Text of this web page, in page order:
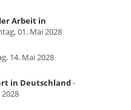
Arbeit in
01. Mai 2028
14. Mai 2028
in Deutschland-